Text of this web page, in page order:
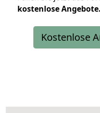
kostenloseAngebote.
Kostenlose